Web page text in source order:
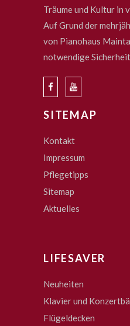
Träume und Kultur in
Auf Grund der
von Pianohaus
notwendige
SITEMAP
Kontakt
Impressum
Pflegetipps
Sitemap
Aktuelles
LIFESAVER
Neuheiten
Klavier und
Flügeldecken